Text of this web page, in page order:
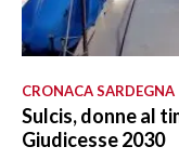
CRONACA SARDEGNA
Sulcis, donne al
Giudicesse 2030